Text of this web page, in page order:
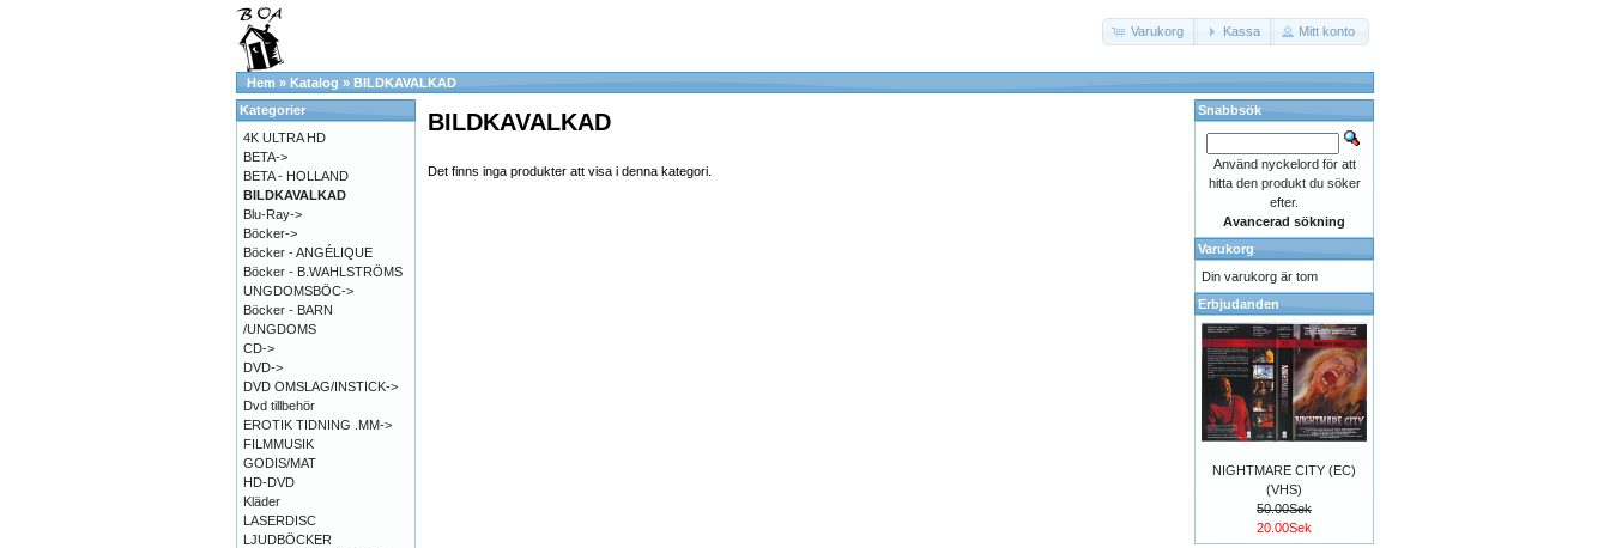
Varukorg Kassa Mitt konto
Hem » Katalog » BILDKAVALKAD
BILDKAVALKAD
Det finns inga produkter att visa i denna kategori.
Kategorier
4K ULTRA HD
BETA->
BETA - HOLLAND
BILDKAVALKAD
Blu-Ray->
Böcker->
Böcker - ANGÉLIQUE
Böcker - B.WAHLSTRÖMS
UNGDOMSBÖC->
Böcker - BARN
/UNGDOMS
CD->
DVD->
DVD OMSLAG/INSTICK->
Dvd tillbehör
EROTIK TIDNING .MM->
FILMMUSIK
GODIS/MAT
HD-DVD
Kläder
LASERDISC
LJUDBÖCKER
Snabbsök
Använd nyckelord för att
hitta den produkt du söker
efter.
Avancerad sökning
Varukorg
Din varukorg är tom
Erbjudanden
NIGHTMARE CITY (EC)
(VHS)
50.00Sek
20.00Sek